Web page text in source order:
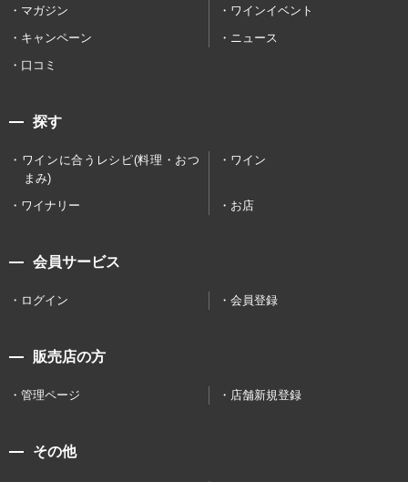
マガジン
ワインイベント
キャンペーン
ニュース
口コミ
探す
ワインに合うレシピ(料理・おつ
まみ)
ワイン
ワイナリー お店
会員サービス
ログイン 会員登録
販売店の方
管理ページ 店舗新規登録
その他